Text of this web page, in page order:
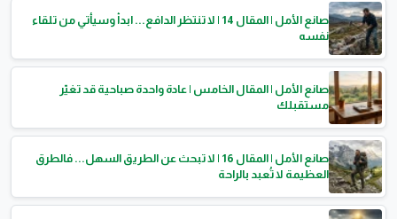
صانع الأمل | المقال 14 | لا تنتظر الدافع... ابدأ وسيأتي من تلقاء
نفسه
صانع الأمل | المقال الخامس | عادة واحدة صباحية قد تغيّر
مستقبلك
صانع الأمل | المقال 16 | لا تبحث عن الطريق السهل... فالطرق
العظيمة لا تُعبد بالراحة